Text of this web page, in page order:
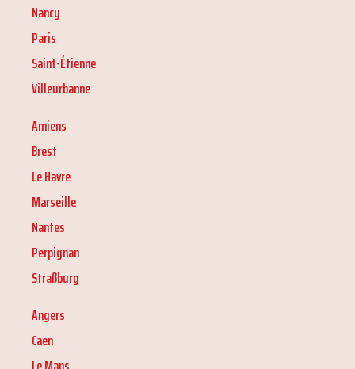
Nancy
Paris
Saint-Étienne
Villeurbanne
Amiens
Brest
Le Havre
Marseille
Nantes
Perpignan
Straßburg
Angers
Caen